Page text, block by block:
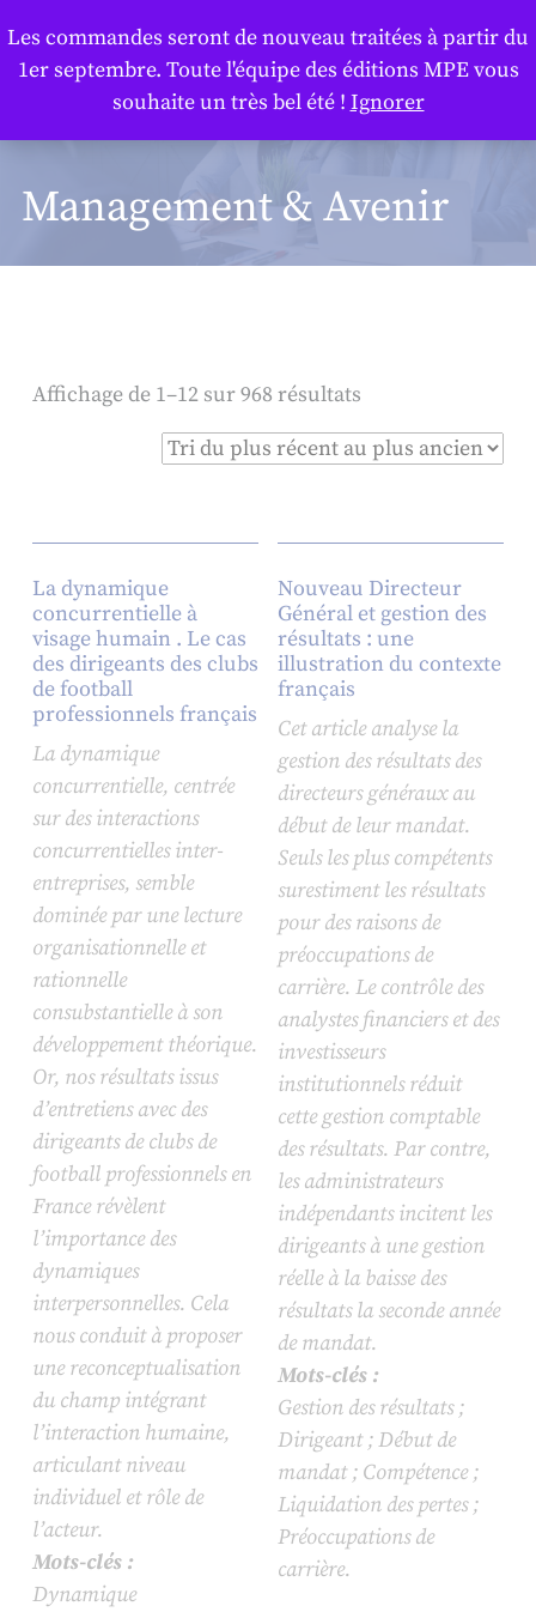
Management & Avenir
Affichage de 1–12 sur 968 résultats
La dynamique
concurrentielle à
visage humain . Le cas
des dirigeants des clubs
de football
professionnels français
La dynamique
concurrentielle, centrée
sur des interactions
concurrentielles inter-
entreprises, semble
dominée par une lecture
organisationnelle et
rationnelle
consubstantielle à son
développement théorique.
Or, nos résultats issus
d’entretiens avec des
dirigeants de clubs de
football professionnels en
France révèlent
l’importance des
dynamiques
interpersonnelles. Cela
nous conduit à proposer
une reconceptualisation
du champ intégrant
l’interaction humaine,
articulant niveau
individuel et rôle de
l’acteur.
Mots-clés :
Dynamique
Nouveau Directeur
Général et gestion des
résultats : une
illustration du contexte
français
Cet article analyse la
gestion des résultats des
directeurs généraux au
début de leur mandat.
Seuls les plus compétents
surestiment les résultats
pour des raisons de
préoccupations de
carrière. Le contrôle des
analystes financiers et des
investisseurs
institutionnels réduit
cette gestion comptable
des résultats. Par contre,
les administrateurs
indépendants incitent les
dirigeants à une gestion
réelle à la baisse des
résultats la seconde année
de mandat.
Mots-clés :
Gestion des résultats ;
Dirigeant ; Début de
mandat ; Compétence ;
Liquidation des pertes ;
Préoccupations de
carrière.
Les commandes seront de nouveau traitées à partir du
1er septembre. Toute l'équipe des éditions MPE vous
souhaite un très bel été ! Ignorer